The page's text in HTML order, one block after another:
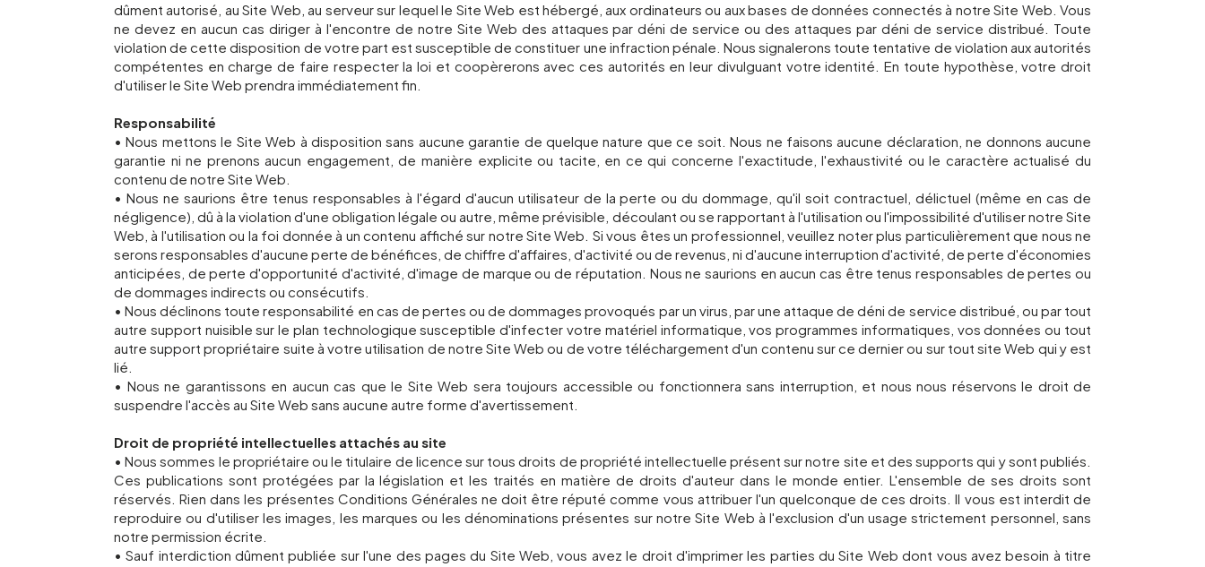
dûment autorisé, au Site Web, au serveur sur lequel le Site Web est hébergé, aux ordinateurs ou aux bases de données connectés à notre Site Web. Vous
ne devez en aucun cas diriger à l'encontre de notre Site Web des attaques par déni de service ou des attaques par déni de service distribué. Toute
violation de cette disposition de votre part est susceptible de constituer une infraction pénale. Nous signalerons toute tentative de violation aux autorités
compétentes en charge de faire respecter la loi et coopèrerons avec ces autorités en leur divulguant votre identité. En toute hypothèse, votre droit
d'utiliser le Site Web prendra immédiatement fin.
Responsabilité
• Nous mettons le Site Web à disposition sans aucune garantie de quelque nature que ce soit. Nous ne faisons aucune déclaration, ne donnons aucune
garantie ni ne prenons aucun engagement, de manière explicite ou tacite, en ce qui concerne l'exactitude, l'exhaustivité ou le caractère actualisé du
contenu de notre Site Web.
• Nous ne saurions être tenus responsables à l'égard d'aucun utilisateur de la perte ou du dommage, qu'il soit contractuel, délictuel (même en cas de
négligence), dû à la violation d'une obligation légale ou autre, même prévisible, découlant ou se rapportant à l'utilisation ou l'impossibilité d'utiliser notre Site
Web, à l'utilisation ou la foi donnée à un contenu affiché sur notre Site Web. Si vous êtes un professionnel, veuillez noter plus particulièrement que nous ne
serons responsables d'aucune perte de bénéfices, de chiffre d'affaires, d'activité ou de revenus, ni d'aucune interruption d'activité, de perte d'économies
anticipées, de perte d'opportunité d'activité, d'image de marque ou de réputation. Nous ne saurions en aucun cas être tenus responsables de pertes ou
de dommages indirects ou consécutifs.
• Nous déclinons toute responsabilité en cas de pertes ou de dommages provoqués par un virus, par une attaque de déni de service distribué, ou par tout
autre support nuisible sur le plan technologique susceptible d'infecter votre matériel informatique, vos programmes informatiques, vos données ou tout
autre support propriétaire suite à votre utilisation de notre Site Web ou de votre téléchargement d'un contenu sur ce dernier ou sur tout site Web qui y est
lié.
• Nous ne garantissons en aucun cas que le Site Web sera toujours accessible ou fonctionnera sans interruption, et nous nous réservons le droit de
suspendre l'accès au Site Web sans aucune autre forme d'avertissement.
Droit de propriété intellectuelles attachés au site
• Nous sommes le propriétaire ou le titulaire de licence sur tous droits de propriété intellectuelle présent sur notre site et des supports qui y sont publiés.
Ces publications sont protégées par la législation et les traités en matière de droits d'auteur dans le monde entier. L'ensemble de ses droits sont
réservés. Rien dans les présentes Conditions Générales ne doit être réputé comme vous attribuer l'un quelconque de ces droits. Il vous est interdit de
reproduire ou d'utiliser les images, les marques ou les dénominations présentes sur notre Site Web à l'exclusion d'un usage strictement personnel, sans
notre permission écrite.
• Sauf interdiction dûment publiée sur l'une des pages du Site Web, vous avez le droit d'imprimer les parties du Site Web dont vous avez besoin à titre